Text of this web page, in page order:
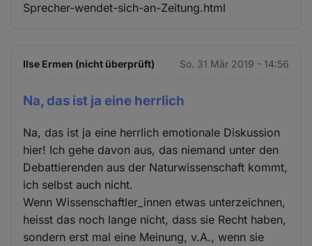
Sprecher-wendet-sich-an-Zeitung.html
Ilse Ermen (nicht überprüft) So. 31 Mär 2019 - 14:56
Na, das ist ja eine herrlich
Na, das ist ja eine herrlich emotionale Diskussion
hier! Ich gehe davon aus, das niemand unter den
Debattierenden aus der Naturwissenschaft kommt,
ich selbst auch nicht.
Wenn Wissenschaftler_innen etwas unterzeichnen,
heisst das noch lange nicht, dass sie Recht haben,
sondern erst mal eine Meinung, v.A., wenn sie